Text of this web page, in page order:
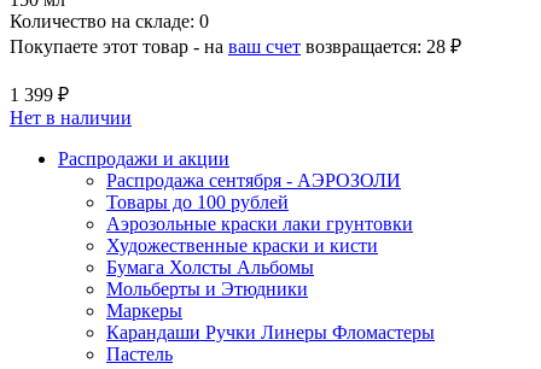
Количество на складе: 0
Покупаете этот товар - на ваш счет возвращается: 28 ₽
1 399 ₽
Нет в наличии
Распродажи и акции
Распродажа сентября - АЭРОЗОЛИ
Товары до 100 рублей
Аэрозольные краски лаки грунтовки
Художественные краски и кисти
Бумага Холсты Альбомы
Мольберты и Этюдники
Маркеры
Карандаши Ручки Линеры Фломастеры
Пастель